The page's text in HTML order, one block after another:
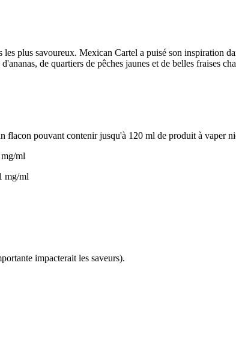
plus savoureux. Mexican Cartel a puisé son inspiration
de quartiers de pêches jaunes et de belles fraises
flacon pouvant contenir jusqu'à 120 ml de produit à vaper
ml
mg/ml
impacterait les saveurs).